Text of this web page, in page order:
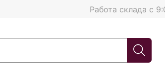
Работа склада с